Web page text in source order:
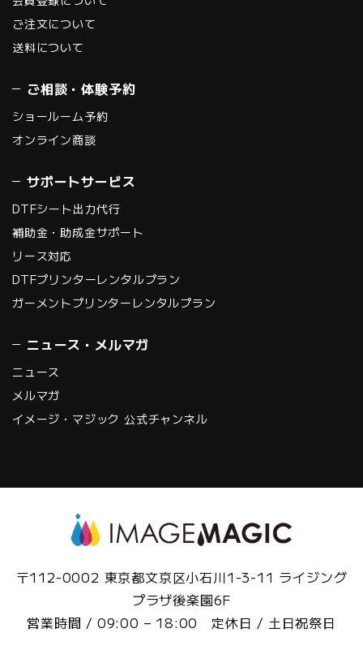
ご注文について
送料について
ご相談・体験予約
ショールーム予約
オンライン商談
サポートサービス
DTFシート出力代行
補助金・助成金サポート
リース対応
DTFプリンターレンタルプラン
ガーメントプリンターレンタルプラン
ニュース・メルマガ
ニュース
メルマガ
イメージ・マジック 公式チャンネル
〒112-0002 東京都文京区小石川1-3-11 ライジング
プラザ後楽園6F
営業時間 / 09:00 – 18:00 定休日 / 土日祝祭日